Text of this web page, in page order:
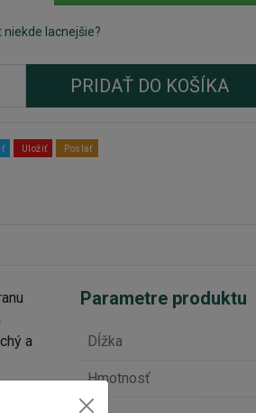
niekde lacnejšie?
PRIDAŤ DO KOŠÍKA
Uložiť Poslať
a
Parametre produktu
Dĺžka
Hmotnosť